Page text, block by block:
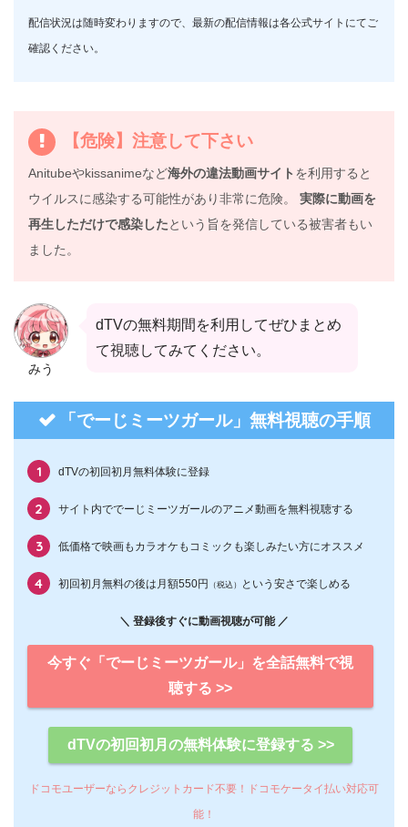
配信状況は随時変わりますので、最新の配信情報は各公式サイトにてご
確認ください。
【危険】注意して下さい
Anitubeやkissanimeなど海外の違法動画サイト を利用すると
ウイルスに感染する可能性があり非常に危険。 実際に動画を
再生しただけで感染したという旨を発信している被害者もい
ました。
みう
dTVの無料期間を利用してぜひまとめ
て視聴してみてください。
「でーじミーツガール」無料視聴の手順
dTVの初回初月無料体験に登録
サイト内ででーじミーツガールのアニメ動画を無料視聴する
低価格で映画もカラオケもコミックも楽しみたい方にオススメ
初回初月無料の後は月額550円 （税込） という安さで楽しめる
＼ 登録後すぐに動画視聴が可能 ／
今すぐ「でーじミーツガール」を全話無料で視
聴する >>
dTVの初回初月の無料体験に登録する >>
ドコモユーザーならクレジットカード不要！ドコモケータイ払い対応可
能！